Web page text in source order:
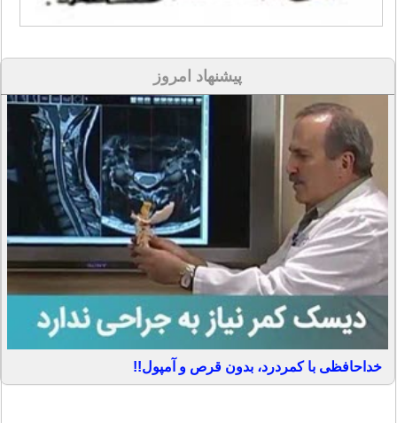
پیشنهاد امروز
خداحافظی با کمردرد، بدون قرص و آمپول!!